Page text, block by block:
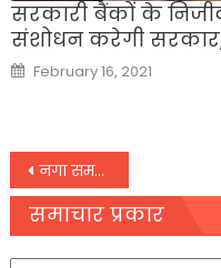
सरकारी बैंकों के
संशोधन करेगी
Posted
on
February 16, 2021
Post
navigation
नगा समस्या के स्थायी समाधान की उम्मीद बढ़ी,
समाचार प्रकार